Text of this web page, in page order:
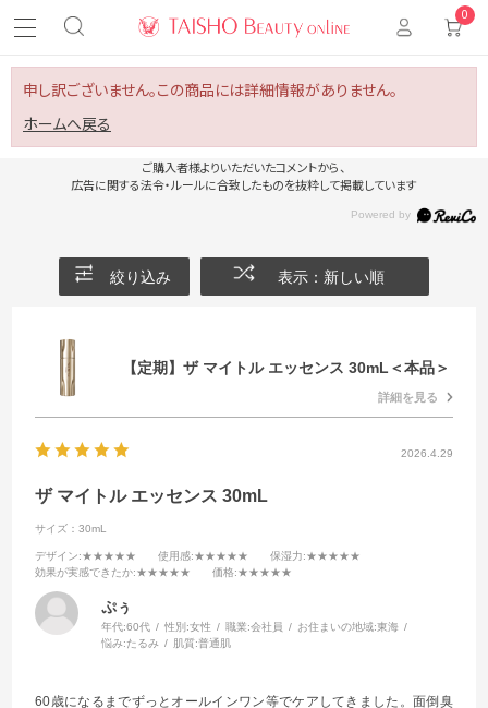
0
申し訳ございません。この商品には詳細情報がありません。
ホームへ戻る
ご購入者様よりいただいたコメントから、
広告に関する法令・ルールに合致したものを抜粋して掲載しています
絞り込み 表示：新しい順
【定期】ザ マイトル エッセンス 30mL＜本品＞
詳細を見る
2026.4.29
ザ マイトル エッセンス 30mL
サイズ：30mL
デザイン:★★★★★ 使用感:★★★★★ 保湿力:★★★★★
効果が実感できたか:★★★★★ 価格:★★★★★
ぷぅ
年代:60代 性別:女性 職業:会社員 お住まいの地域:東海
悩み:たるみ 肌質:普通肌
60歳になるまでずっとオールインワン等でケアしてきました。面倒臭